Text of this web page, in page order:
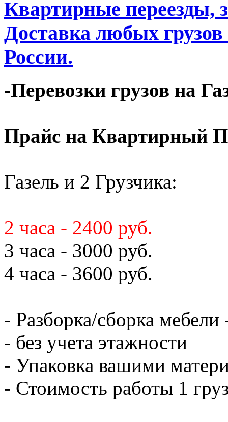
Квартирные переезды,
Доставка любых
России.
-Перевозки грузов на
Прайс на Квартирный
Газель и 2 Грузчика:
2 часа - 2400 руб.
3 часа - 3000 руб.
4 часа - 3600 руб.
- Разборка/сборка мебели
- без учета этажности
- Упаковка вашими
- Стоимость работы 1